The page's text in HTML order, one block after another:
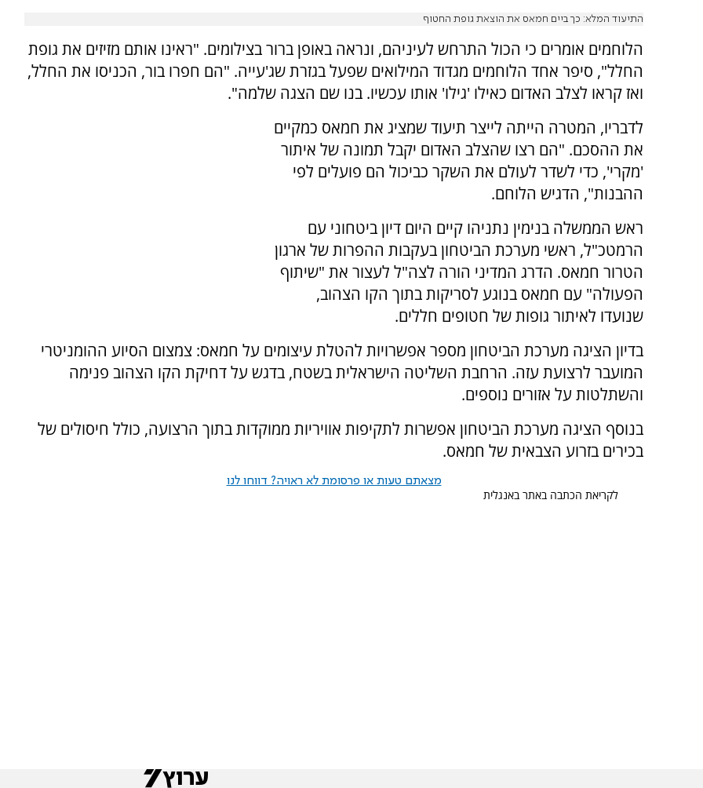
התיעוד המלא: כך ביים חמאס את הוצאת גופת החטוף
הלוחמים אומרים כי הכול התרחש לעיניהם, ונראה באופן ברור בצילומים. "ראינו אותם מזיזים את גופת
החלל", סיפר אחד הלוחמים מגדוד המילואים שפעל בגזרת שג'עייה. "הם חפרו בור, הכניסו את החלל,
ואז קראו לצלב האדום כאילו 'גילו' אותו עכשיו. בנו שם הצגה שלמה".
לדבריו, המטרה הייתה לייצר תיעוד שמציג את חמאס כמקיים
את ההסכם. "הם רצו שהצלב האדום יקבל תמונה של איתור
'מקרי', כדי לשדר לעולם את השקר כביכול הם פועלים לפי
ההבנות", הדגיש הלוחם.
ראש הממשלה בנימין נתניהו קיים היום דיון ביטחוני עם
הרמטכ"ל, ראשי מערכת הביטחון בעקבות ההפרות של ארגון
הטרור חמאס. הדרג המדיני הורה לצה"ל לעצור את "שיתוף
הפעולה" עם חמאס בנוגע לסריקות בתוך הקו הצהוב,
שנועדו לאיתור גופות של חטופים חללים.
בדיון הציגה מערכת הביטחון מספר אפשרויות להטלת עיצומים על חמאס: צמצום הסיוע ההומניטרי
המועבר לרצועת עזה. הרחבת השליטה הישראלית בשטח, בדגש על דחיקת הקו הצהוב פנימה
והשתלטות על אזורים נוספים.
בנוסף הציגה מערכת הביטחון אפשרות לתקיפות אוויריות ממוקדות בתוך הרצועה, כולל חיסולים של
בכירים בזרוע הצבאית של חמאס.
מצאתם טעות או פרסומת לא ראויה? דווחו לנו
לקריאת הכתבה באתר באנגלית